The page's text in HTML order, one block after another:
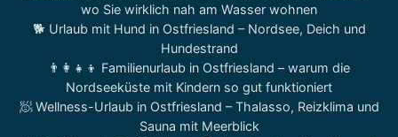
wo Sie wirklich nah am Wasser wohnen
🐕 Urlaub mit Hund in Ostfriesland – Nordsee, Deich und
Hundestrand
👨‍👩‍👧‍👦 Familienurlaub in Ostfriesland – warum die
Nordseeküste mit Kindern so gut funktioniert
🧖 Wellness-Urlaub in Ostfriesland – Thalasso, Reizklima und
Sauna mit Meerblick